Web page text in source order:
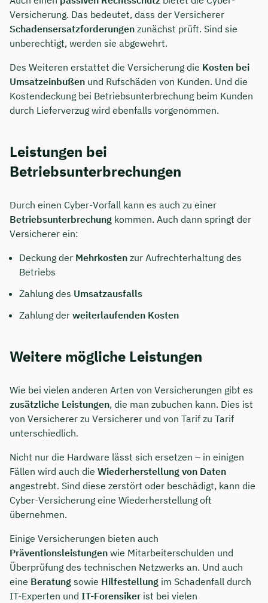
Versicherung. Das bedeutet, dass der Versicherer
Schadensersatzforderungen zunächst prüft. Sind sie
unberechtigt, werden sie abgewehrt.
Des Weiteren erstattet die Versicherung die Kosten bei
Umsatzeinbußen und Rufschäden von Kunden. Und die
Kostendeckung bei Betriebsunterbrechung beim Kunden
durch Lieferverzug wird ebenfalls vorgenommen.
Leistungen bei
Betriebsunterbrechungen
Durch einen Cyber-Vorfall kann es auch zu einer
Betriebsunterbrechung kommen. Auch dann springt der
Versicherer ein:
Deckung der Mehrkosten zur Aufrechterhaltung des
Betriebs
Zahlung des Umsatzausfalls
Zahlung der weiterlaufenden Kosten
Weitere mögliche Leistungen
Wie bei vielen anderen Arten von Versicherungen gibt es
zusätzliche Leistungen, die man zubuchen kann. Dies ist
von Versicherer zu Versicherer und von Tarif zu Tarif
unterschiedlich.
Nicht nur die Hardware lässt sich ersetzen – in einigen
Fällen wird auch die Wiederherstellung von Daten
angestrebt. Sind diese zerstört oder beschädigt, kann die
Cyber-Versicherung eine Wiederherstellung oft
übernehmen.
Einige Versicherungen bieten auch
Präventionsleistungen wie Mitarbeiterschulden und
Überprüfung des technischen Netzwerks an. Und auch
eine Beratung sowie Hilfestellung im Schadenfall durch
IT-Experten und IT-Forensiker ist bei vielen
Dauer: ca. 30 Minuten
Kostenfrei & unverbindlich
🗓️ Wählen Sie jetzt Ihren Wunschtermin: